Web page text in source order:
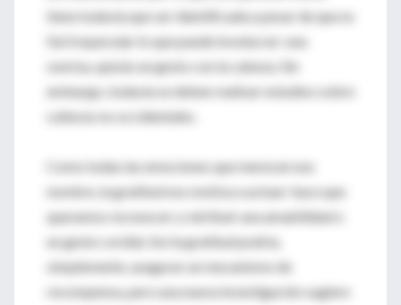
tiene todavía que ser identificada a pesar de que es
fácil especular lo que puede involucrar: una
sonrisa, quizás un gesto con la cabeza. Sin
embargo, todavía se deben realizar estudios sobre
culturas no occidentales.
Como todas las emociones que merecen ese
nombre, la gratitud nos motiva a actuar: hace que
queramos reconocer y retribuir una amabilidad o
un gesto cordial. Así la gratitud podría,
simplemente, asegurar un mecanismo de
recompensa, pero una nueva investigación sugiere